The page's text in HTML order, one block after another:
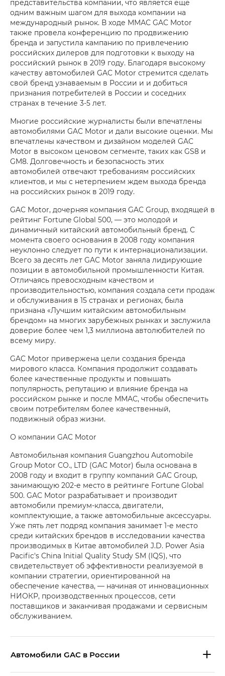
представительства компании, что является еще
одним важным шагом для выхода компании на
международный рынок. В ходе ММАС GAC Motor
также провела конференцию по продвижению
бренда и запустила кампанию по привлечению
российских дилеров для подготовки к выходу на
российский рынок в 2019 году. Благодаря высокому
качеству автомобилей GAC Motor стремится сделать
свой бренд узнаваемым в России и и добиться
признания потребителей в России и соседних
странах в течение 3-5 лет.
Многие российские журналисты были впечатлены
автомобилями GAC Motor и дали высокие оценки. Мы
впечатлены качеством и дизайном моделей GAC
Motor в высоком ценовом сегменте, таких как GS8 и
GM8. Долговечность и безопасность этих
автомобилей отвечают требованиям российских
клиентов, и мы с нетерпением ждем выхода бренда
на российских рынок в 2019 году.
GAC Motor, дочерняя компания GAC Group, входящей в
рейтинг Fortune Global 500, — это молодой и
динамичный китайский автомобильный бренд. С
момента своего основания в 2008 году компания
неуклонно следует по пути к интернационализации.
Всего за десять лет GAC Motor заняла лидирующие
позиции в автомобильной промышленности Китая.
Отличаясь превосходным качеством и
производительностью, компания создала сети продаж
и обслуживания в 15 странах и регионах, была
признана «Лучшим китайским автомобильным
брендом» на многих зарубежных рынках и заслужила
доверие более чем 1,3 миллиона автолюбителей по
всему миру.
GAC Motor привержена цели создания бренда
мирового класса. Компания продолжит создавать
более качественные продукты и повышать
популярность, репутацию и влияние бренда на
российском рынке и после ММАС, чтобы обеспечить
своим потребителям более качественный,
подвижный образ жизни.
О компании GAC Motor
Автомобильная компания Guangzhou Automobile
Group Motor CO., LTD (GAC Motor) была основана в
2008 году и входит в группу компаний GAC Group,
занимающую 202-е место в рейтинге Fortune Global
500. GAC Motor разрабатывает и производит
автомобили премиум-класса, двигатели,
комплектующие, а также автомобильные аксессуары.
Уже пять лет подряд компания занимает 1-е место
среди китайских брендов в исследовании качества
производимых в Китае автомобилей J.D. Power Asia
Pacific's China Initial Quality Study SM (IQS), что
свидетельствует об эффективности реализуемой в
компании стратегии, ориентированной на
обеспечение качества, — начиная от инновационных
НИОКР, производственных процессов, сети
поставщиков и заканчивая продажами и сервисным
обслуживанием.
Aвтомобили GAC в России